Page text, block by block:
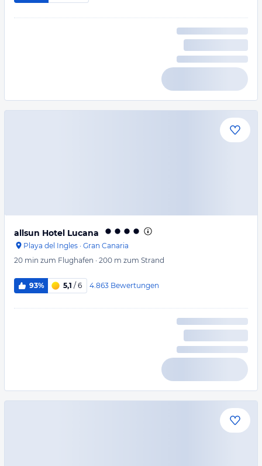
allsun Hotel Lucana
Playa del Ingles · Gran Canaria
20 min zum Flughafen · 200 m zum Strand
93% 5,1 / 6 4.863 Bewertungen